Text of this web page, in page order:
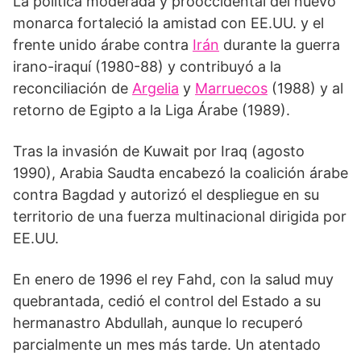
monarca fortaleció la amistad con EE.UU. y el
frente unido árabe contra Irán durante la guerra
irano-iraquí (1980-88) y contribuyó a la
reconciliación de Argelia y Marruecos (1988) y al
retorno de Egipto a la Liga Árabe (1989).
Tras la invasión de Kuwait por Iraq (agosto
1990), Arabia Saudta encabezó la coalición árabe
contra Bagdad y autorizó el despliegue en su
territorio de una fuerza multinacional dirigida por
EE.UU.
En enero de 1996 el rey Fahd, con la salud muy
quebrantada, cedió el control del Estado a su
hermanastro Abdullah, aunque lo recuperó
parcialmente un mes más tarde. Un atentado